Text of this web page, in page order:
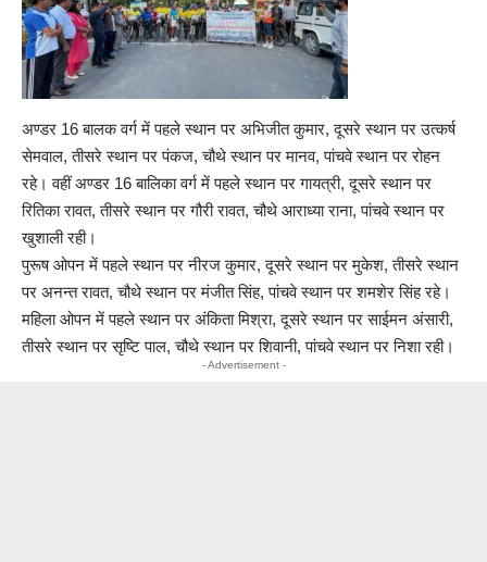
अण्डर 16 बालक वर्ग में पहले स्थान पर अभिजीत कुमार, दूसरे स्थान पर उत्कर्ष
सेमवाल, तीसरे स्थान पर पंकज, चौथे स्थान पर मानव, पांचवे स्थान पर रोहन
रहे। वहीं अण्डर 16 बालिका वर्ग में पहले स्थान पर गायत्री, दूसरे स्थान पर
रितिका रावत, तीसरे स्थान पर गौरी रावत, चौथे आराध्या राना, पांचवे स्थान पर
खुशाली रही।
पुरूष ओपन में पहले स्थान पर नीरज कुमार, दूसरे स्थान पर मुकेश, तीसरे स्थान
पर अनन्त रावत, चौथे स्थान पर मंजीत सिंह, पांचवे स्थान पर शमशेर सिंह रहे।
महिला ओपन में पहले स्थान पर अंकिता मिश्रा, दूसरे स्थान पर साईमन अंसारी,
तीसरे स्थान पर सृष्टि पाल, चौथे स्थान पर शिवानी, पांचवे स्थान पर निशा रही।
- Advertisement -